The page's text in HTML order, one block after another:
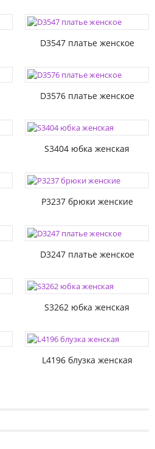
D3547 платье женское
D3576 платье женское
S3404 юбка женская
P3237 брюки женские
D3247 платье женское
S3262 юбка женская
L4196 блузка женская